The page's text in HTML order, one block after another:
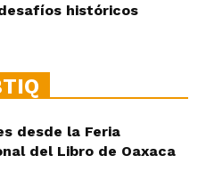
históricos
desde la Feria
del Libro de Oaxaca